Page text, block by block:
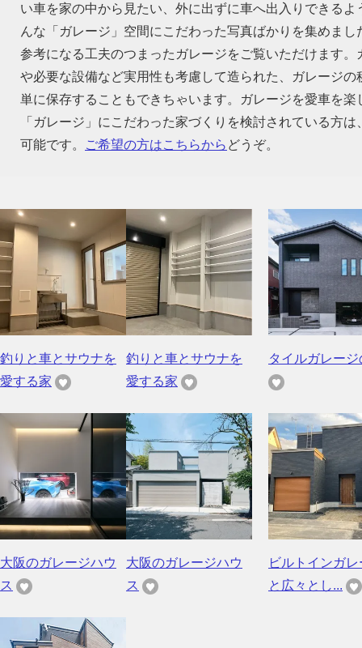
い車を家の中から見たい、外に出ずに車へ出入りできる
んな「ガレージ」空間にこだわった写真ばかりを集めま
参考になる工夫のつまったガレージをご覧いただけます
や必要な設備など実用性も考慮して造られた、ガレージ
単に保存することもできちゃいます。ガレージを愛車を
「ガレージ」にこだわった家づくりを検討されている方
可能です。
ご希望の方はこちらから どうぞ。
釣りと車とサウナを
愛する家
釣りと車とサウナを
愛する家
タイルガレージ
大阪のガレージハウ
ス
大阪のガレージハウ
ス
ビルトインガレ
と広々とし...